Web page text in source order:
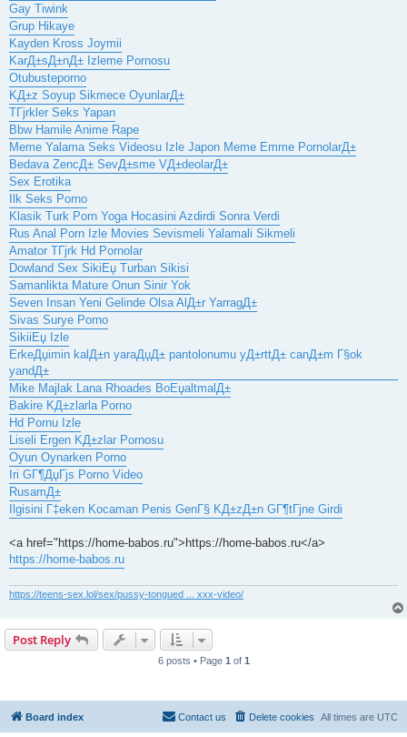
Gay Tiwink
Grup Hikaye
Kayden Kross Joymii
KarД±sД±nД± Izleme Pornosu
Otubusteporno
KД±z Soyup Sikmece OyunlarД±
TГјrkler Seks Yapan
Bbw Hamile Anime Rape
Meme Yalama Seks Videosu Izle Japon Meme Emme PornolarД±
Bedava ZencД± SevД±sme VД±deolarД±
Sex Erotika
Ilk Seks Porno
Klasik Turk Porn Yoga Hocasini Azdirdi Sonra Verdi
Rus Anal Porn Izle Movies Sevismeli Yalamali Sikmeli
Amator TГјrk Hd Pornolar
Dowland Sex SikiЕџ Turban Sikisi
Samanlikta Mature Onun Sinir Yok
Seven Insan Yeni Gelinde Olsa AlД±r YarragД±
Sivas Surye Porno
SikiiЕџ Izle
ErkeДџimin kalД±n yaraДџД± pantolonumu yД±rttД± canД±m Г§ok
yandД±
Mike Majlak Lana Rhoades BoЕџaltmalД±
Bakire KД±zlarla Porno
Hd Pornu Izle
Liseli Ergen KД±zlar Pornosu
Oyun Oynarken Porno
Iri GГ¶ДџГјs Porno Video
RusamД±
Ilgisini Г‡eken Kocaman Penis GenГ§ KД±zД±n GГ¶tГјne Girdi
<a href="https://home-babos.ru">https://home-babos.ru</a>
https://home-babos.ru
https://teens-sex.lol/sex/pussy-tongued ... xxx-video/
Post Reply
6 posts • Page 1 of 1
Board index All times are UTC
Delete cookies
Contact us